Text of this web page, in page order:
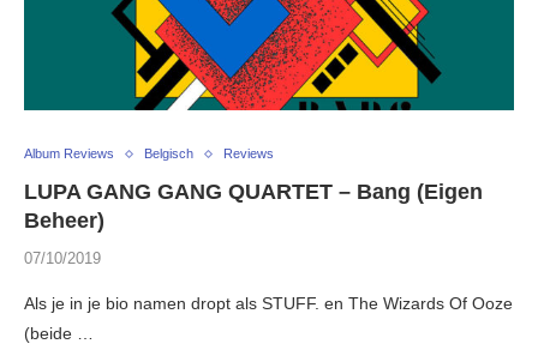
Album Reviews Belgisch Reviews
LUPA GANG GANG QUARTET – Bang (Eigen
Beheer)
07/10/2019
Als je in je bio namen dropt als STUFF. en The Wizards Of Ooze
(beide …